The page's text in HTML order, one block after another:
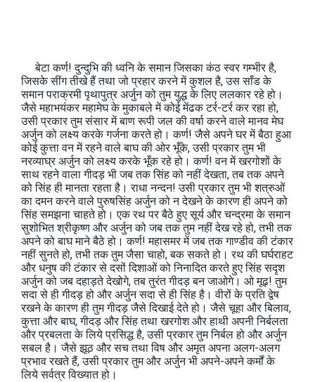
बेटा कर्ण! दुन्दुभि की ध्वनि के समान जिसका कंठ स्वर गम्भीर है,
जिसके सींग तीखे हैं तथा जो प्रहार करने में कुशल है, उस साँड के
समान पराक्रमी पृथापुत्र अर्जुन को तुम युद्ध के लिए ललकार रहे हो।
जैसे महाभयंकर महामेघ के मुकाबले में कोई मेंढक टर्र-टर्र कर रहा हो,
उसी प्रकार तुम संसार में बाण रूपी जल की वर्षा करने वाले मानव मेघ
अर्जुन को लक्ष्य करके गर्जना करते हो। कर्ण! जैसे अपने घर में बैठा हुआ
कोई कुत्ता वन में रहने वाले बाघ की ओर भूँके, उसी प्रकार तुम भी
नरव्याघ्र अर्जुन को लक्ष्य करके भूँक रहे हो। कर्ण! वन में खरगोशों के
साथ रहने वाला गीदड़ भी जब तक सिंह को नहीं देखता, तब तक अपने
को सिंह ही मानता रहता है। राधा नन्दन! उसी प्रकार तुम भी शत्रुओं
का दमन करने वाले पुरुषसिंह अर्जुन को न देखने के कारण ही अपने को
सिंह समझना चाहते हो। एक रथ पर बैठे हुए सूर्य और चन्द्रमा के समान
सुशोभित श्रीकृष्ण और अर्जुन को जब तक तुम नहीं देख रहे हो, तभी तक
अपने को बाघ माने बैठे हो। कर्ण! महासमर में जब तक गाण्डीव की टंकार
नहीं सुनते हो, तभी तक तुम जैसा चाहो, बक सकते हो। रथ की घर्घराहट
और धनुष की टंकार से दसों दिशाओं को निनादित करते हुए सिंह सदृश
अर्जुन को जब दहाड़ते देखोगे, तब तुरंत गीदड़ बन जाओगे। ओ मूढ़! तुम
सदा से ही गीदड़ हो और अर्जुन सदा से ही सिंह है। वीरों के प्रति द्वेष
रखने के कारण ही तुम गीदड़ जैसे दिखाई देते हो। जैसे चूहा और बिलाव,
कुत्ता और बाघ, गीदड़ और सिंह तथा खरगोश और हाथी अपनी निर्बलता
और प्रबलता के लिये प्रसिद्ध है, उसी प्रकार तुम निर्बल हो और अर्जुन
सबल है। जैसे झूठ और सच तथा विष और अमृत अपना अलग-अलग
प्रभाव रखते हैं, उसी प्रकार तुम और अर्जुन भी अपने-अपने कर्मों के
लिये सर्वत्र विख्यात हो।